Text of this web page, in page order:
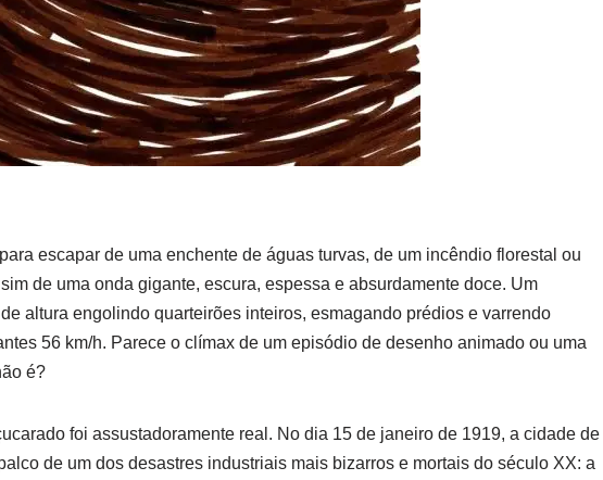
escapar de uma enchente de águas turvas, de um incêndio florestal ou
de uma onda gigante, escura, espessa e absurdamente doce. Um
altura engolindo quarteirões inteiros, esmagando prédios e varrendo
56 km/h. Parece o clímax de um episódio de desenho animado ou uma
é?
foi assustadoramente real. No dia 15 de janeiro de 1919, a cidade de
de um dos desastres industriais mais bizarros e mortais do século XX: a